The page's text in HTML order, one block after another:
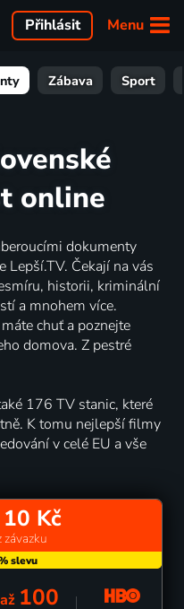
Menu
Přihlásit
Zábava Sport
online
dokumenty
Lepší.TV. Čekají na vás
historii, kriminální
a mnohem více.
chuť a poznejte
domova. Z pestré
176 TV stanic, které
K tomu nejlepší filmy
v celé EU a vše
Kč
závazku
až 100